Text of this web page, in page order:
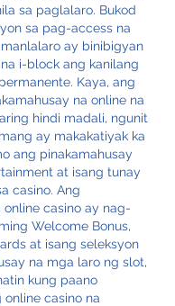
sa paglalaro. Bukod
sa pag-access na
ay binibigyan
i-block ang kanilang
Kaya, ang
na online na
hindi madali, ngunit
ay makakatiyak ka
ang pinakamahusay
at isang tunay
casino. Ang
casino ay nag-
Welcome Bonus,
at isang seleksyon
na mga laro ng slot,
kung paano
online casino na